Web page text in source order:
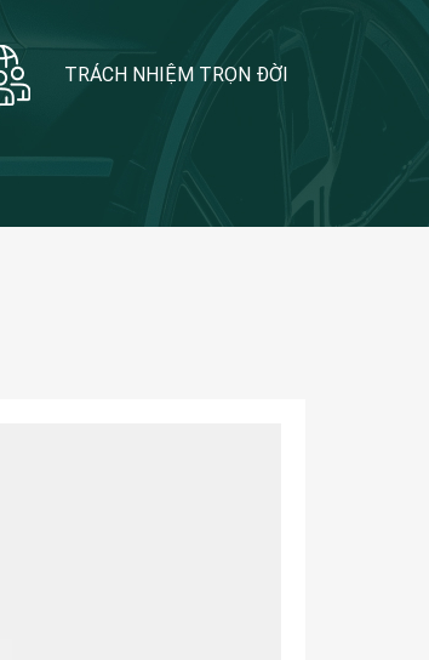
TRÁCH NHIỆM TRỌN ĐỜI